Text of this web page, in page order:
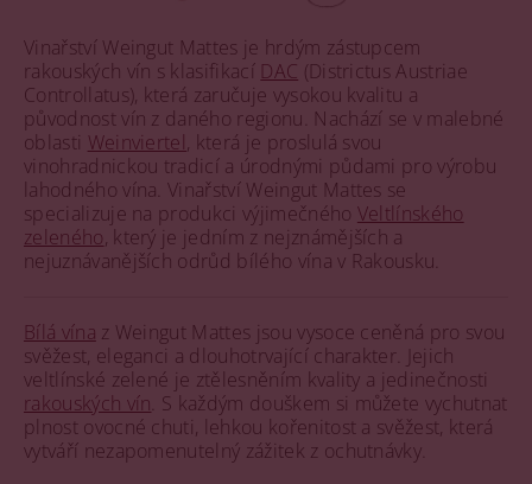
Vinařství Weingut Mattes je hrdým zástupcem
rakouských vín s klasifikací DAC (Districtus Austriae
Controllatus), která zaručuje vysokou kvalitu a
původnost vín z daného regionu. Nachází se v malebné
oblasti Weinviertel, která je proslulá svou
vinohradnickou tradicí a úrodnými půdami pro výrobu
lahodného vína. Vinařství Weingut Mattes se
specializuje na produkci výjimečného Veltlínského
zeleného, který je jedním z nejznámějších a
nejuznávanějších odrůd bílého vína v Rakousku.
Bílá vína z Weingut Mattes jsou vysoce ceněná pro svou
svěžest, eleganci a dlouhotrvající charakter. Jejich
veltlínské zelené je ztělesněním kvality a jedinečnosti
rakouských vín . S každým douškem si můžete vychutnat
plnost ovocné chuti, lehkou kořenitost a svěžest, která
vytváří nezapomenutelný zážitek z ochutnávky.